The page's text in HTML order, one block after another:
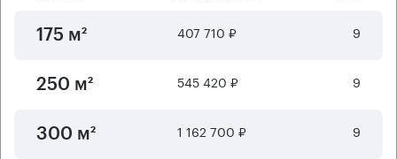
175 м² 407 710 ₽ 9
250 м² 545 420 ₽ 9
300 м² 1 162 700 ₽ 9